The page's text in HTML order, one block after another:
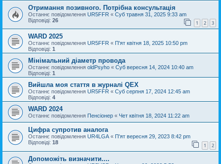
Отримання позивного. Потрібна консультація
Останнє повідомлення UR5FFR « Суб травня 31, 2025 9:33 am
Відповіді: 26 1 2 3
WARD 2025
Останнє повідомлення UR5FFR « П'ят квітня 18, 2025 10:50 pm
Відповіді: 1
Мінімальний діаметр провода
Останнє повідомлення oldPsyho « Суб вересня 14, 2024 10:40 am
Відповіді: 1
Вийшла моя стаття в журналі QEX
Останнє повідомлення UR5FFR « Суб серпня 17, 2024 12:45 am
Відповіді: 4
WARD 2024
Останнє повідомлення Пенсіонер « Чет квітня 18, 2024 11:22 am
Цифра супротив аналога
Останнє повідомлення UR4LGA « П'ят вересня 29, 2023 8:42 pm
Відповіді: 18 1 2
Допоможіть визначити....